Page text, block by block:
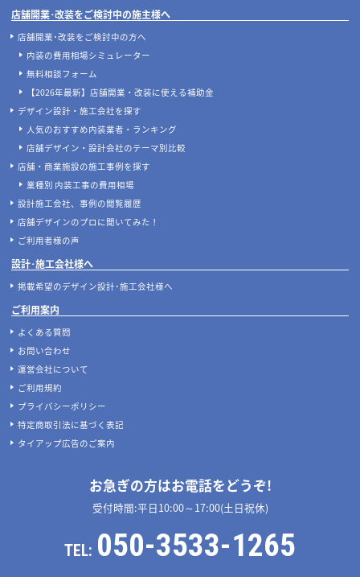
店舗開業･改装をご検討中の施主様へ
店舗開業･改装をご検討中の方へ
内装の費用相場シミュレーター
無料相談フォーム
【2026年最新】店舗開業・改装に使える補助金
デザイン設計・施工会社を探す
人気のおすすめ内装業者・ランキング
店舗デザイン・設計会社のテーマ別比較
店舗・商業施設の施工事例を探す
業種別 内装工事の費用相場
設計施工会社、事例の閲覧履歴
店舗デザインのプロに聞いてみた！
ご利用者様の声
設計･施工会社様へ
掲載希望のデザイン設計･施工会社様へ
ご利用案内
よくある質問
お問い合わせ
運営会社について
ご利用規約
プライバシーポリシー
特定商取引法に基づく表記
タイアップ広告のご案内
お急ぎの方はお電話をどうぞ!
受付時間:平日10:00～17:00(土日祝休)
TEL: 050-3533-1265